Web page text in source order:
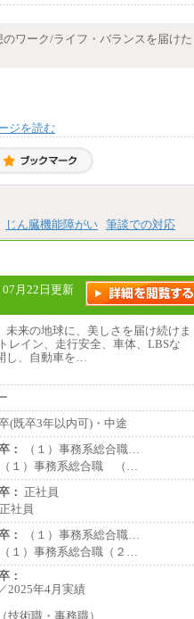
た能力、高度な技術や実績をお持ち
と認められる場合は、 上記の給与に
個別設定することがあります
に支給するインセンティブは除く
中も給与に変更はございません
／20万5000円以上(正社員・準社
能力を考慮の上、当社規定によ
たします
ワーク/ライフ・バランスを届けた
ジを読む
じん臓機能障がい 筆談での対応
07月22日更新
未来の地球に、美しさを届け続けま
レイン、走行安全、車体、LBSな
し、自動車を…
(既卒3年以内可)・中途
：
（１）事務系総合職…
（１）事務系総合職 （…
： 正社員
正社員
：
（１）事務系総合職…
（１）事務系総合職（２…
：
2025年4月実績
技術職・事務職）